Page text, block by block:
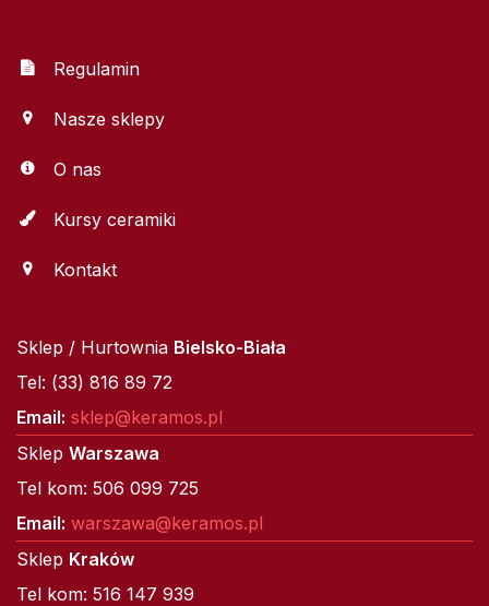
Regulamin
Nasze sklepy
O nas
Kursy ceramiki
Kontakt
Sklep / Hurtownia Bielsko-Biała
Tel: (33) 816 89 72
Email: sklep@keramos.pl
Sklep Warszawa
Tel kom: 506 099 725
Email: warszawa@keramos.pl
Sklep Kraków
Tel kom: 516 147 939